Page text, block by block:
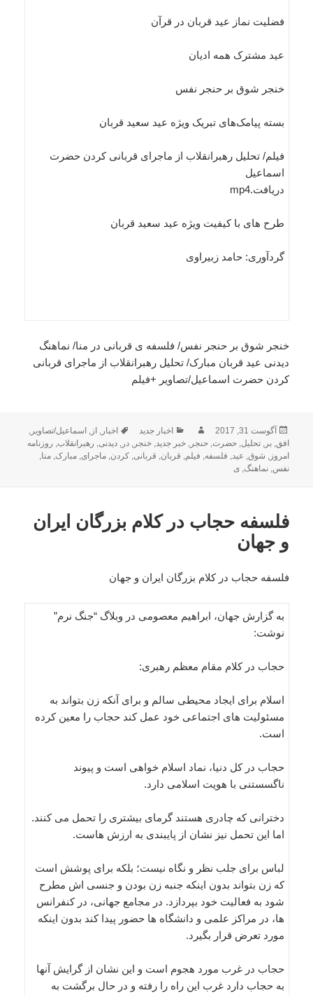
فضلیت نماز عید قربان در قرآن
عید مشترک همه ادیان
خنجر شوق بر حنجر نفس
بسته پیامک‌های تبریک ویژه عید سعید قربان
فیلم/ تحلیل رهبرانقلاب از ماجرای قربانی کردن حضرت
اسماعیل
دریافت.mp4
طرح های با کیفیت ویژه عید سعید قربان
گردآوری: حامد زبیراوی
خنجر شوق بر حنجر نفس/ فلسفه ی قربانی در منا/ نماهنگ
دیدنی عید قربان مبارک/ تحلیل رهبرانقلاب از ماجرای قربانی
کردن حضرت اسماعیل/تصاویر +فیلم
ارسال
شده
در
آگوست 31, 2017 نویسندهدسته‌ها
اخبار جدید برچسب‌ها
اخبار, از, اسماعیل/تصاویر,
افق,بر,تحلیل,حضرت,حنجر,خبر جدید,خنجر,در,دیدنی, رهبرانقلاب, روزنامه
امروز, شوق, عید, فلسفه, فیلم, قربان, قربانی,کردن,ماجرای,مبارک,منا,
نفس,نماهنگ,ی
فلسفه حجاب در کلام بزرگان ایران
و جهان
فلسفه حجاب در کلام بزرگان ایران و جهان
به گزارش جهان، ابراهیم معصومی در وبلاگ “جنگ نرم”
نوشت:
حجاب در کلام مقام معظم رهبری:
اسلام برای ایجاد محیطی سالم و برای آنکه زن بتواند به
مسئولیت های اجتماعی خود عمل کند حجاب را معین کرده
است.
حجاب در کل دنیا، نماد اسلام خواهی است و پیوند
ناگسستنی با هویت اسلامی دارد.
دخترانی که چادری هستند گرمای بیشتری را تحمل می کنند.
اما این تحمل نیز نشان از پایبندی به ارزش هاست.
لباس برای جلب نظر و نگاه نیست؛ بلکه برای پوشش است
که زن بتواند بدون اینکه جنبه زن بودن و جنسی اش مطرح
شود به فعالیت خود بپردازد. در مجامع جهانی، در کنفرانس
ها، در مراکز علمی و دانشگاه ها حضور پیدا کند بدون اینکه
مورد تعرض قرار بگیرد.
حجاب در غرب مورد هجوم است و این نشان از گرایش آنها
به حجاب دارد غرب این راه را رفته و در حال برگشت به